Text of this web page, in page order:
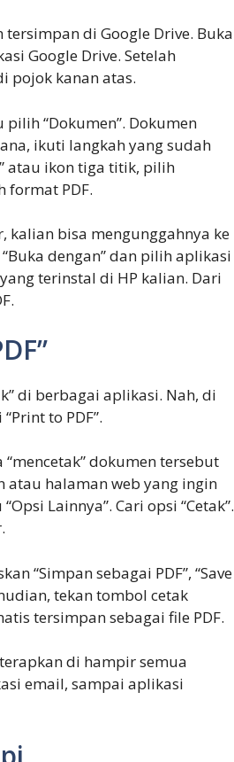
di Google Drive. Buka
Google Drive. Setelah
pojok kanan atas.
“Dokumen”. Dokumen
ikuti langkah yang sudah
atau ikon tiga titik, pilih
format PDF.
bisa mengunggahnya ke
dengan” dan pilih aplikasi
terinstal di HP kalian. Dari
di berbagai aplikasi. Nah, di
to PDF”.
dokumen tersebut
atau halaman web yang ingin
Lainnya”. Cari opsi “Cetak”.
“Simpan sebagai PDF”, “Save
tekan tombol cetak
tersimpan sebagai file PDF.
di hampir semua
email, sampai aplikasi